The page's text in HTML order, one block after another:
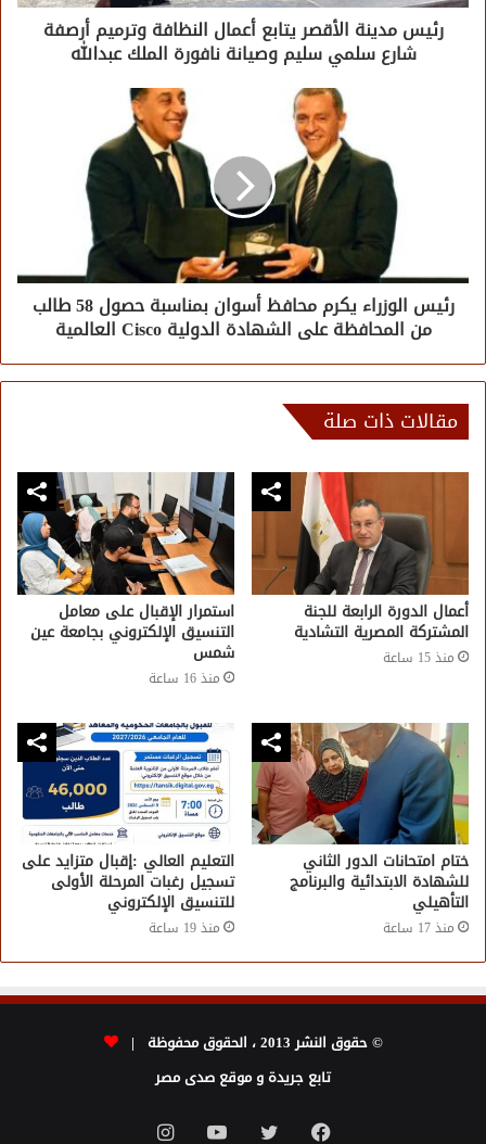
رئيس مدينة الأقصر يتابع أعمال النظافة وترميم أرصفة
شارع سلمي سليم وصيانة نافورة الملك عبدالله
رئيس الوزراء يكرم محافظ أسوان بمناسبة حصول 58 طالب
من المحافظة على الشهادة الدولية Cisco العالمية
مقالات ذات صلة
أعمال الدورة الرابعة للجنة
المشتركة المصرية التشادية
منذ 15 ساعة
استمرار الإقبال على معامل
التنسيق الإلكتروني بجامعة عين
شمس
منذ 16 ساعة
ختام امتحانات الدور الثاني
للشهادة الابتدائية والبرنامج
التأهيلي
منذ 17 ساعة
التعليم العالي :إقبال متزايد على
تسجيل رغبات المرحلة الأولى
للتنسيق الإلكتروني
منذ 19 ساعة
© حقوق النشر 2013 ، الحقوق محفوظة |
تابع جريدة و موقع صدى مصر
فيسبوك تويتر يوتيوبانستقرام